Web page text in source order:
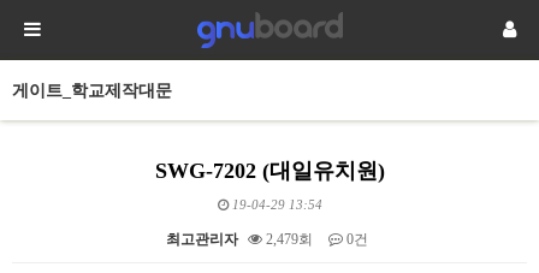
게이트_학교제작대문
SWG-7202 (대일유치원)
19-04-29 13:54
최고관리자 2,479회 0건